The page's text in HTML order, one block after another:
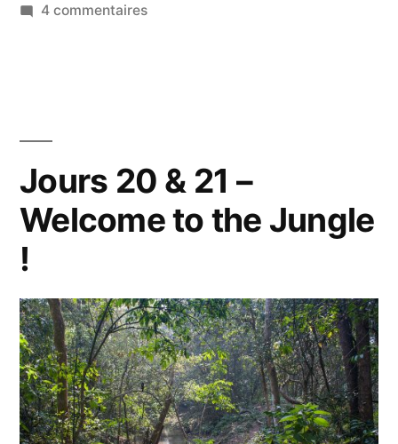
dans
4 commentairessur
Bishazari
Jours 20 & 21 –
Welcome to the Jungle
!